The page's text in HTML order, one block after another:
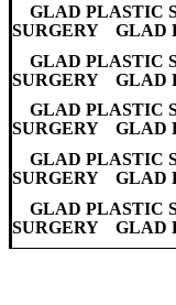
GLAD PLASTIC
SURGERY GLAD
GLAD PLASTIC
SURGERY GLAD
GLAD PLASTIC
SURGERY GLAD
GLAD PLASTIC
SURGERY GLAD
GLAD PLASTIC
SURGERY GLAD